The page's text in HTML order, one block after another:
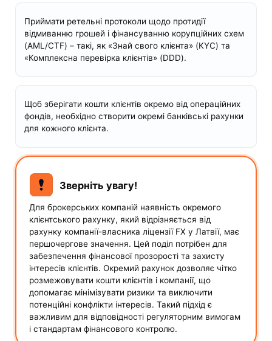
Приймати ретельні протоколи щодо протидії
відмиванню грошей і фінансуванню корупційних схем
(AML/CTF) – такі, як «Знай свого клієнта» (KYC) та
«Комплексна перевірка клієнтів» (DDD).
Щоб зберігати кошти клієнтів окремо від операційних
фондів, необхідно створити окремі банківські рахунки
для кожного клієнта.
Зверніть увагу!
Для брокерських компаній наявність окремого
клієнтського рахунку, який відрізняється від
рахунку компанії-власника ліцензії FX у Латвії, має
першочергове значення. Цей поділ потрібен для
забезпечення фінансової прозорості та захисту
інтересів клієнтів. Окремий рахунок дозволяє чітко
розмежовувати кошти клієнтів і компанії, що
допомагає мінімізувати ризики та виключити
потенційні конфлікти інтересів. Такий підхід є
важливим для відповідності регуляторним вимогам
і стандартам фінансового контролю.